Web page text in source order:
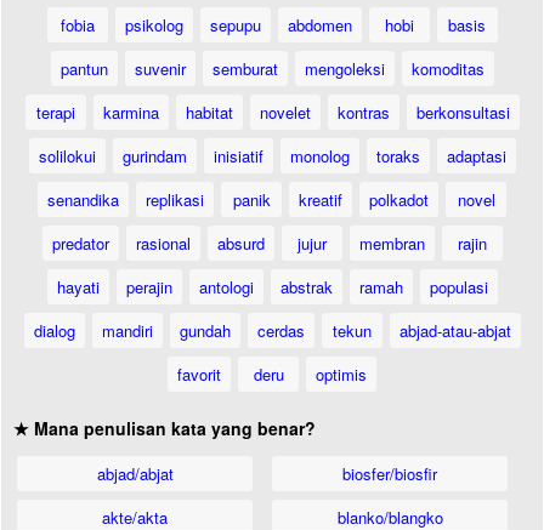
fobia psikolog sepupu abdomen hobi
basis
pantun
suvenir semburat mengoleksi
komoditas
terapi
karmina habitat novelet kontras
berkonsultasi
solilokui
gurindam inisiatif monolog toraks
adaptasi
senandika
replikasi panik kreatif polkadot
novel
predator
rasional absurd jujur membran
rajin
hayati
perajin antologi abstrak ramah
populasi
dialog
mandiri gundah cerdas tekun
abjad-atau-abjat
favorit
deru optimis
★ Mana penulisan kata yang benar?
abjad/abjat
akte/akta
biosfer/biosfir
blanko/blangko